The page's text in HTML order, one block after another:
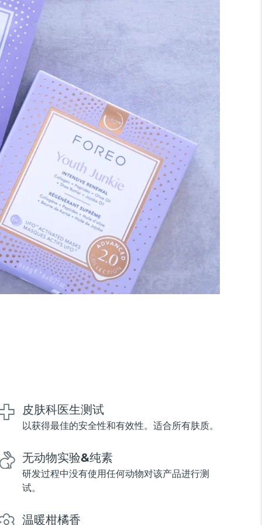
皮肤科医生测试
以获得最佳的安全性和有效性。适合所有肤质。
无动物实验&纯素
研发过程中没有使用任何动物对该产品进行测
试。
温暖柑橘香